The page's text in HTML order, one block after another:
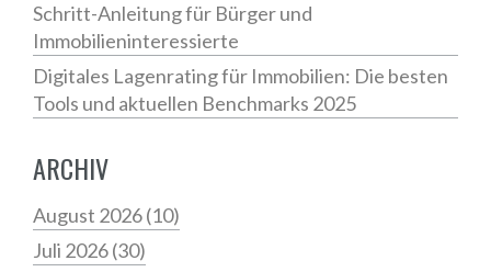
Schritt-Anleitung für Bürger und
Immobilieninteressierte
Digitales Lagenrating für Immobilien: Die besten
Tools und aktuellen Benchmarks 2025
ARCHIV
August 2026(10)
Juli 2026(30)